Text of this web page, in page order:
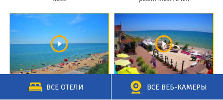
ВСЕ ОТЕЛИ ВСЕ ВЕБ-КАМЕРЫ
Веб-камера в Приморске
Веб-камера в Степановке